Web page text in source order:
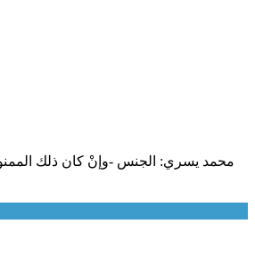
محمد يسري: الجنس -وإنْ كان ذلك الممنوع